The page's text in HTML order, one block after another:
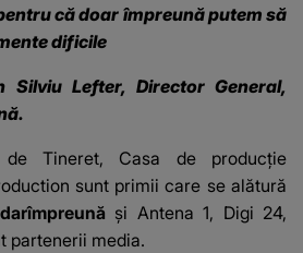
că doar împreună putem să
dificile
Silviu Lefter, Director General,
de Tineret, Casa de producţie
sunt primii care se alătură
și Antena 1, Digi 24,
partenerii media.